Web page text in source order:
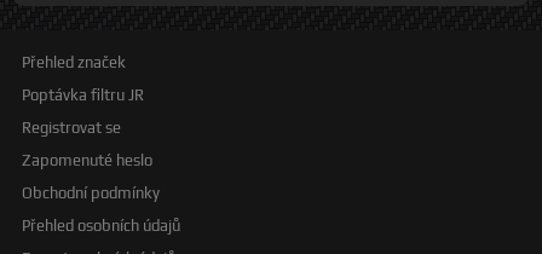
Přehled značek
Poptávka filtru JR
Registrovat se
Zapomenuté heslo
Obchodní podmínky
Přehled osobních údajů